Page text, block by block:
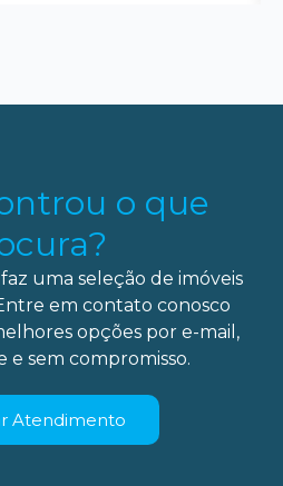
o que
uma seleção de imóveis
em contato conosco
opções por e-mail,
sem compromisso.
Atendimento